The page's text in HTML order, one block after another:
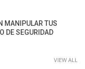
MANIPULAR TUS
DE SEGURIDAD
VIEW ALL